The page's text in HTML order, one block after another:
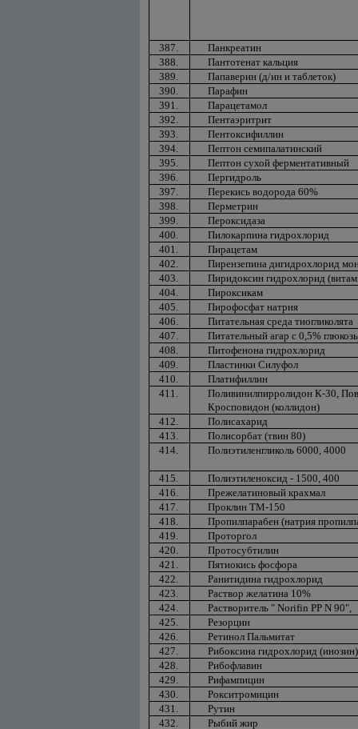
387.
Панкреатин
388.
Пантотенат кальция
389.
Папаверин (д/ин и таблеток)
390.
Парафин
391.
Парацетамол
392.
Пентаэритрит
393.
Пентоксифиллин
394.
Пептон семипалатинский
395.
Пептон сухой ферментативный
396.
Пергидроль
397.
Перекись водорода 60%
398.
Перметрин
399.
Пероксидаза
400.
Пилокарпина гидрохлорид
401.
Пирацетам
402.
Пирензепина дигидрохлорид
403.
Пиридоксин гидрохлорид
404.
Пироксикам
405.
Пирофосфат натрия
406.
Питательная среда тиогликолята
407.
Питательный агар с 0,5%
408.
Питофенона гидрохлорид
409.
Пластинки Силуфол
410.
Платифиллин
411.
Поливинилпирролидон К-30,
Кросповидон (коллидон)
412.
Полисахарид
413.
Полисорбат (твин 80)
414.
Полиэтиленгликоль 6000, 4000
415.
Полиэтиленоксид - 1500, 400
416.
Прежелатиновый крахмал
417.
Проклин ТМ-150
418.
Пропилпарабен (натрия
419.
Проторгол
420.
Протосубтилин
421.
Пятиокись фосфора
422.
Ранитидина гидрохлорид
423.
Раствор желатина 10%
424.
Растворитель " Norifin PP N 90",
425.
Резорцин
426.
Ретинол Пальмитат
427.
Рибоксина гидрохлорид (инозин)
428.
Рибофлавин
429.
Рифампицин
430.
Рокситромицин
431.
Рутин
432.
Рыбий жир